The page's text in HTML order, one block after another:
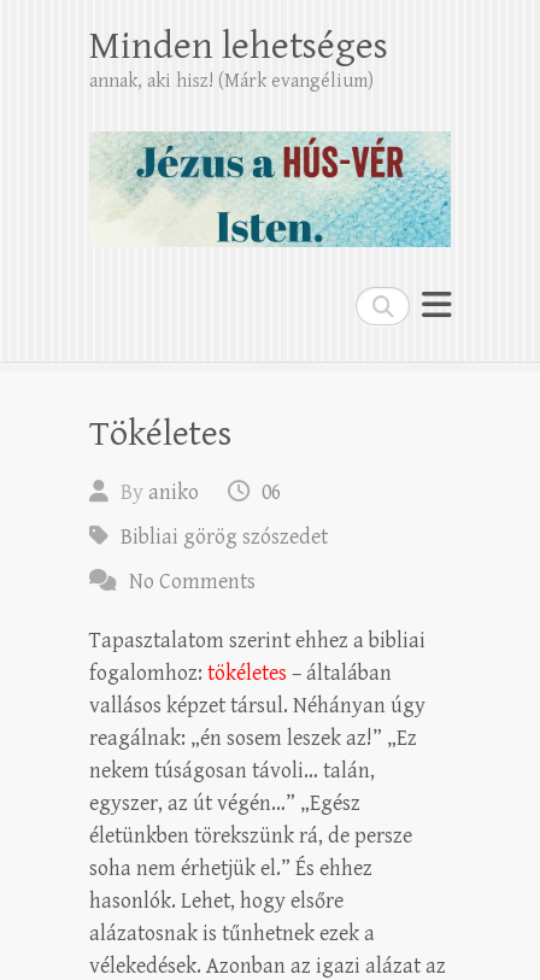
Search
Minden lehetséges
annak, aki hisz! (Márk evangélium)
Tökéletes
By aniko
06
Bibliai görög szószedet
No Comments
Tapasztalatom szerint ehhez a bibliai
fogalomhoz: tökéletes –általában
vallásos képzet társul. Néhányan úgy
reagálnak: „én sosem leszek az!” „Ez
nekem túságosan távoli… talán,
egyszer, az út végén…” „Egész
életünkben törekszünk rá, de persze
soha nem érhetjük el.” És ehhez
hasonlók. Lehet, hogy elsőre
alázatosnak is tűnhetnek ezek a
vélekedések. Azonban az igazi alázat az